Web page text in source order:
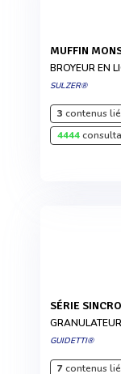
MUFFIN
BROYEUR EN
SULZER®
3 contenus
4444
SÉRIE
GUIDETTI®
7contenus